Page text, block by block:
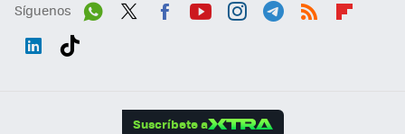
Síguenos
Suscríbete a